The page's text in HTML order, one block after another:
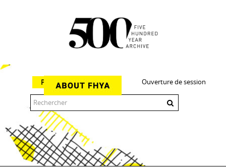
Ouverture de session
Parcourir